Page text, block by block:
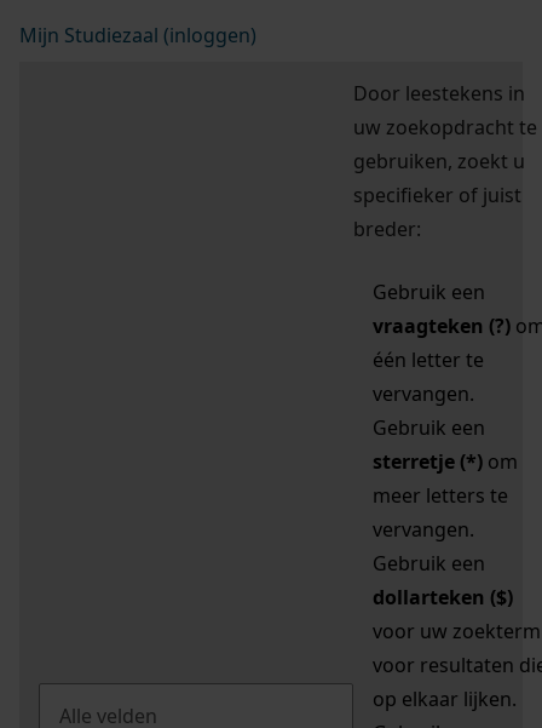
Mijn Studiezaal (inloggen)
Door leestekens in
uw zoekopdracht te
gebruiken, zoekt u
specifieker of juist
breder:
Gebruik een
vraagteken (?)
één letter te
vervangen.
Gebruik een
sterretje (*) om
meer letters te
vervangen.
Gebruik een
dollarteken ($)
voor uw zoekterm
voor resultaten
op elkaar lijken.